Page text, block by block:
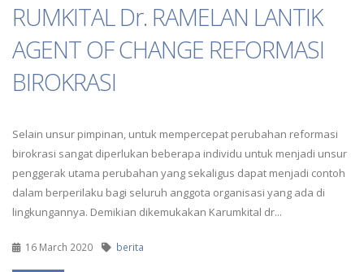
RUMKITAL Dr. RAMELAN LANTIK
AGENT OF CHANGE REFORMASI
BIROKRASI
Selain unsur pimpinan, untuk mempercepat perubahan reformasi
birokrasi sangat diperlukan beberapa individu untuk menjadi unsur
penggerak utama perubahan yang sekaligus dapat menjadi contoh
dalam berperilaku bagi seluruh anggota organisasi yang ada di
lingkungannya. Demikian dikemukakan Karumkital dr...
16 March 2020 berita